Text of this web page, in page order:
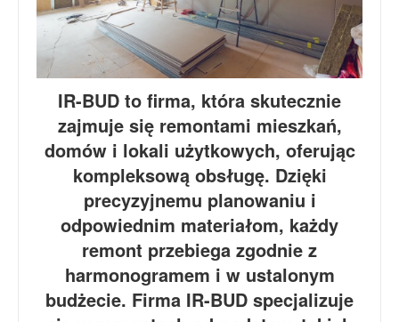
IR-BUD to firma, która skutecznie
zajmuje się remontami mieszkań,
domów i lokali użytkowych, oferując
kompleksową obsługę. Dzięki
precyzyjnemu planowaniu i
odpowiednim materiałom, każdy
remont przebiega zgodnie z
harmonogramem i w ustalonym
budżecie. Firma IR-BUD specjalizuje